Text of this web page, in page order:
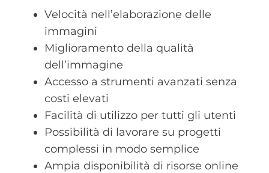
Velocità nell’elaborazione delle
immagini
Miglioramento della qualità
dell’immagine
Accesso a strumenti avanzati senza
costi elevati
Facilità di utilizzo per tutti gli utenti
Possibilità di lavorare su progetti
complessi in modo semplice
Ampia disponibilità di risorse online